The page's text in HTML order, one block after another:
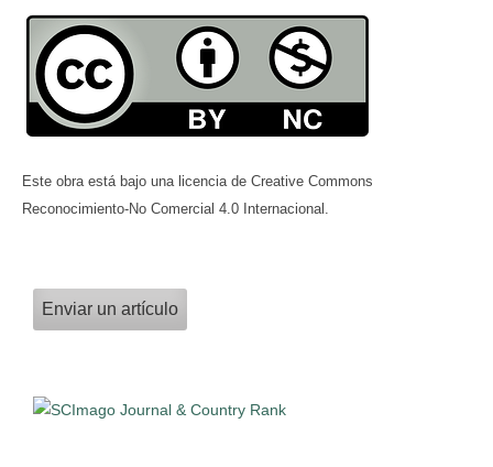
Este obra está bajo una licencia de Creative Commons
Reconocimiento-No Comercial 4.0 Internacional.
Enviar un artículo